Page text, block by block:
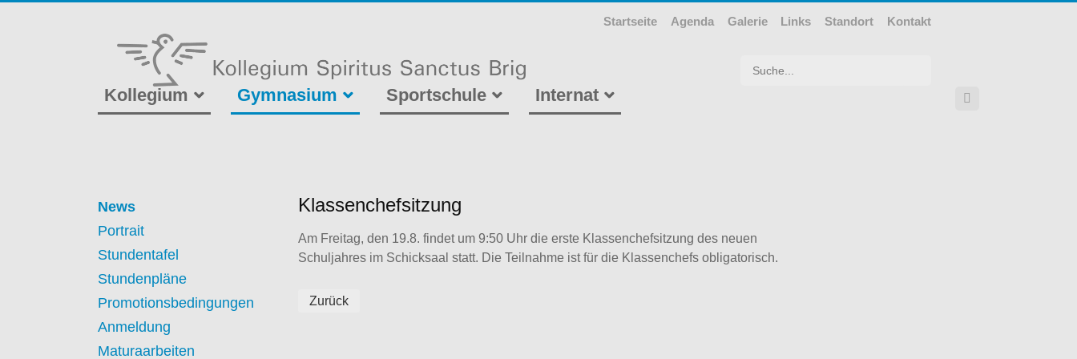
Startseite Agenda Galerie Links Standort Kontakt
Kollegium Gymnasium Sportschule Internat 
News
Portrait
Stundentafel
Stundenpläne
Promotionsbedingungen
Anmeldung
Maturaarbeiten
Klassenchefsitzung
Am Freitag, den 19.8. findet um 9:50 Uhr die erste Klassenchefsitzung des neuen
Schuljahres im Schicksaal statt. Die Teilnahme ist für die Klassenchefs obligatorisch.
Zurück